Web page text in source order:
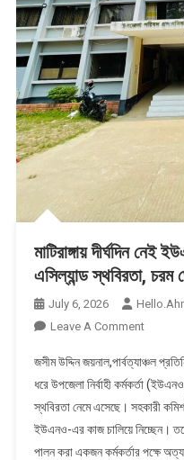
মাটিরাঙ্গায় দীর্ঘদিন
এসিল্যান্ড স্থবিরতা, চরম
July 6, 2026
Leave A CommentOn
দীর্ঘদিন
নেই
ইউএনও:
অতিরিক্ত
দায়িত্বে
জসীম উদ্দিন জয়নাল,পার্বত্যাঞ্চল
ধরে উপজেলা নির্বাহী কর্মকর্তা
স্থবিরতা নেমে এসেছে। সহকারী
ইউএনও-এর কাজ চালিয়ে নিচ্ছেন।
পালন করা একজন কর্মকর্তার পক্ষে